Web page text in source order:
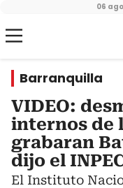
06
Barranquilla
VIDEO:
internos de
grabaran
dijo el
El Instituto